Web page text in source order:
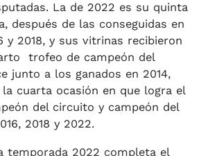
La de 2022 es su quinta
después de las conseguidas en
y 2018, y sus vitrinas recibieron
trofeo de campeón del
junto a los ganados en 2014,
la cuarta ocasión en que logra el
del circuito y campeón del
2018 y 2022.
temporada 2022 completa el